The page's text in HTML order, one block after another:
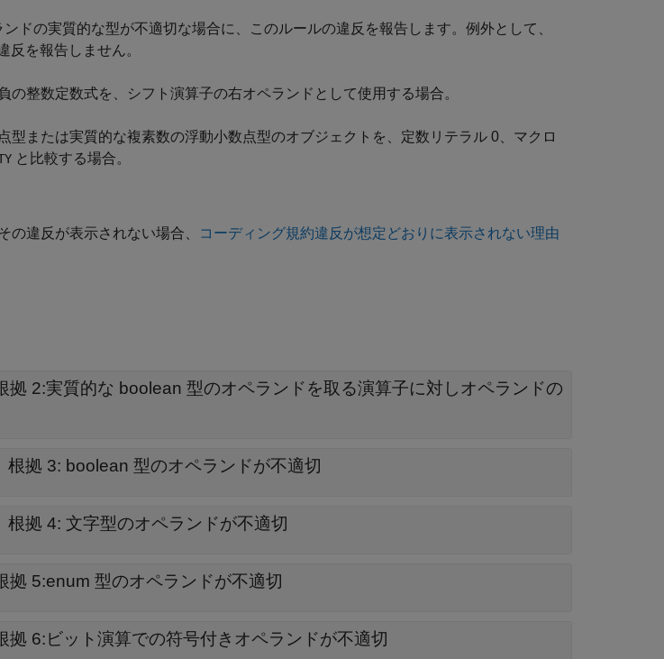
ドの実質的な型が不適切な場合に、このルールの違反を報告します。例外として、
反を報告しません。
の整数定数式を、シフト演算子の右オペランドとして使用する場合。
型または実質的な複素数の浮動小数点型のオブジェクトを、定数リテラル 0、マクロ
と比較する場合。
の違反が表示されない場合、
コーディング規約違反が想定どおりに表示されない理由
拠 2:実質的な boolean 型のオペランドを取る演算子に対しオペランドの
根拠 3: boolean 型のオペランドが不適切
根拠 4: 文字型のオペランドが不適切
拠 5:enum 型のオペランドが不適切
拠 6:ビット演算での符号付きオペランドが不適切